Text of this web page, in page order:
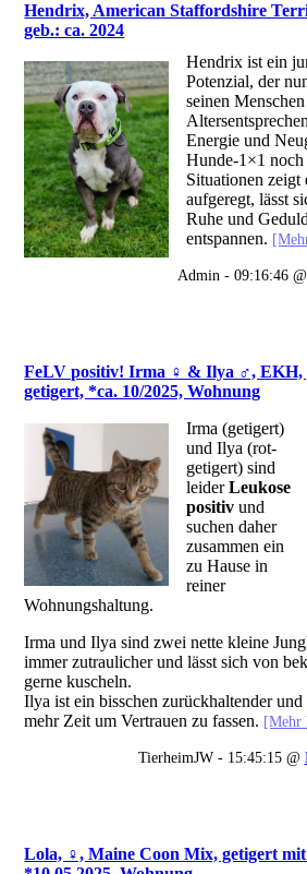
Hendrix, American Staffordshire
geb.: ca. 2024
Hendrix ist ein
Potenzial, der
seinen
Energie und
Hunde-1×1 noch
Situationen zeigt
aufgeregt, lässt
Ruhe und
entspannen.
Admin - 09:16:46 @
FeLV positiv! Irma ♀ & Ilya ♂, EKH,
getigert, *ca. 10/2025, Wohnung
Irma (getigert)
und Ilya (rot-
getigert) sind
leiderLeukose
positiv und
suchen daher
zusammen ein
zu Hause in
reiner
Wohnungshaltung.
Irma und Ilya sind zwei nette kleine
immer zutraulicher und lässt sich von
gerne kuscheln.
Ilya ist ein bisschen zurückhaltender
mehr Zeit um Vertrauen zu fassen. [Mehr
TierheimJW - 15:45:15 @
Lola, ♀, Maine Coon Mix, getigert